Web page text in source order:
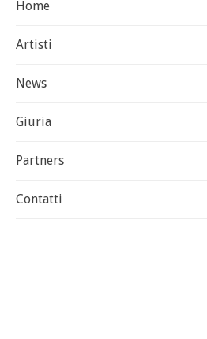
Home
Artisti
News
Giuria
Partners
Contatti